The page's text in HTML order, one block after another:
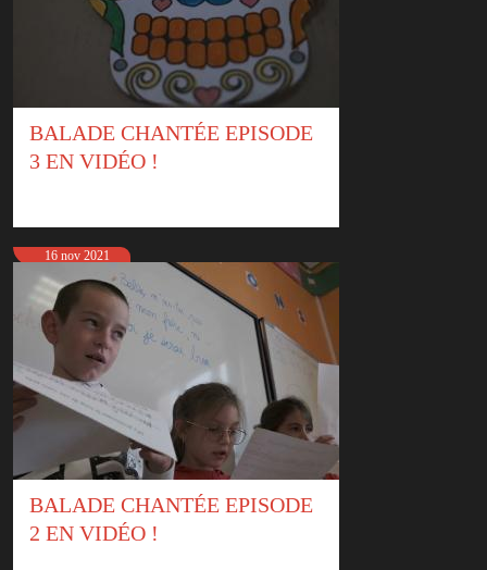
BALADE CHANTÉE EPISODE
3 EN VIDÉO !
16 nov 2021
BALADE CHANTÉE EPISODE
2 EN VIDÉO !